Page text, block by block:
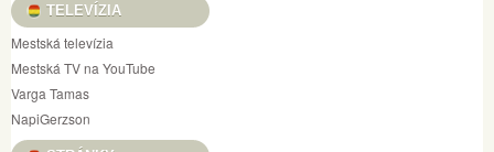
TELEVÍZIA
Mestská televízia
Mestská TV na YouTube
Varga Tamas
NapiGerzson